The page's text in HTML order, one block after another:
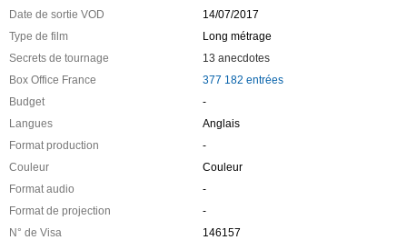
Date de sortie VOD
14/07/2017
Type de film
Long métrage
Secrets de tournage
13 anecdotes
Box Office France
377 182 entrées
Budget
-
Langues
Anglais
Format production
-
Couleur
Couleur
Format audio
-
Format de projection
-
N° de Visa
146157